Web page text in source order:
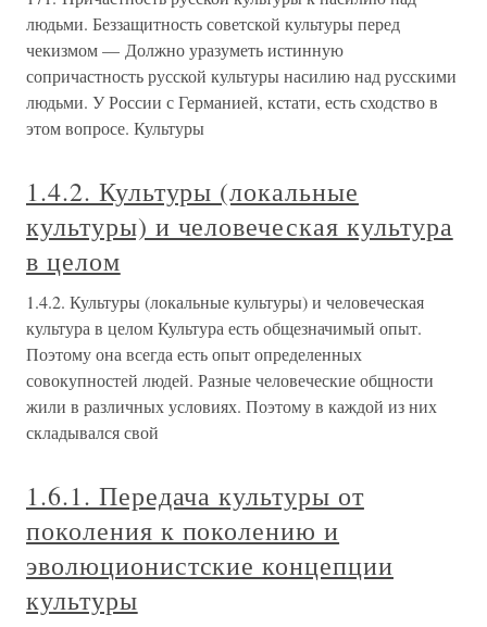
людьми. Беззащитность советской культуры перед
чекизмом — Должно уразуметь истинную
сопричастность русской культуры насилию над русскими
людьми. У России с Германией, кстати, есть сходство в
этом вопросе. Культуры
1.4.2. Культуры (локальные
культуры) и человеческая культура
в целом
1.4.2. Культуры (локальные культуры) и человеческая
культура в целом Культура есть общезначимый опыт.
Поэтому она всегда есть опыт определенных
совокупностей людей. Разные человеческие общности
жили в различных условиях. Поэтому в каждой из них
складывался свой
1.6.1. Передача культуры от
поколения к поколению и
эволюционистские концепции
культуры